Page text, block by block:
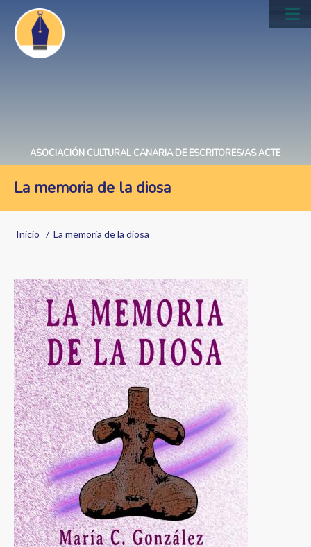
Pasar
contenido
principal
ASOCIACIÓN CULTURAL CANARIA DE ESCRITORES/AS ACTE
La memoria de la diosa
Sobrescribir
de
ayuda
a
la
navegación
Inicio La memoria de la diosa
Image